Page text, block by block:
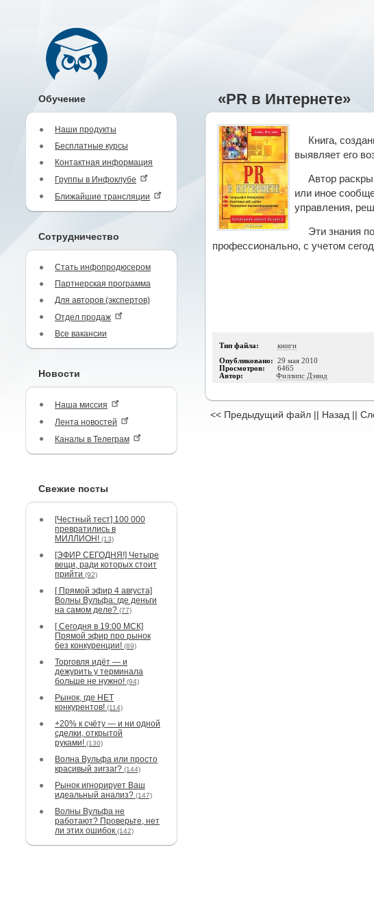
Обучение
Наши продукты
Бесплатные курсы
Контактная информация
Группы в Инфоклубе
Ближайшие трансляции
Сотрудничество
Стать инфопродюсером
Партнерская программа
Для авторов (экспертов)
Отдел продаж
Все вакансии
Новости
Наша миссия
Лента новостей
Каналы в Телеграм
Свежие посты
[Честный тест] 100 000
превратились в
МИЛЛИОН! (13)
[ЭФИР СЕГОДНЯ!] Четыре
вещи, ради которых стоит
прийти (92)
[ Прямой эфир 4 августа]
Волны Вульфа: где деньги
на самом деле? (77)
[ Сегодня в 19:00 МСК]
Прямой эфир про рынок
без конкуренции! (89)
Торговля идёт — и
дежурить у терминала
больше не нужно! (94)
Рынок, где НЕТ
конкурентов! (114)
+20% к счёту — и ни одной
сделки, открытой
руками! (130)
Волна Вульфа или просто
красивый зигзаг? (144)
Рынок игнорирует Ваш
идеальный анализ? (147)
Волны Вульфа не
работают? Проверьте, нет
ли этих ошибок (142)
«PR в Интернете»
Книга,
выявляет его
Автор
или иное
управления,
Эти знания
профессионально, с учетом
Тип файла: книги
Опубликовано: 29 мая 2010
Просмотров: 6465
Автор: Филлипс Дэвид
<< Предыдущий файл || Назад ||